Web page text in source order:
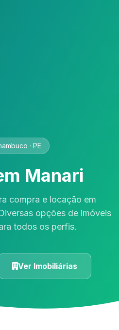
· PE
Manari
compra e locação em
opções de imóveis
todos os perfis.
Ver Imobiliárias